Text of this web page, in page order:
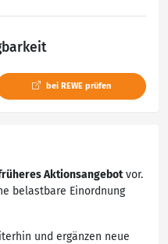
bei REWE prüfen
Aktionsangebotvor.
belastbare Einordnung
und ergänzen neue